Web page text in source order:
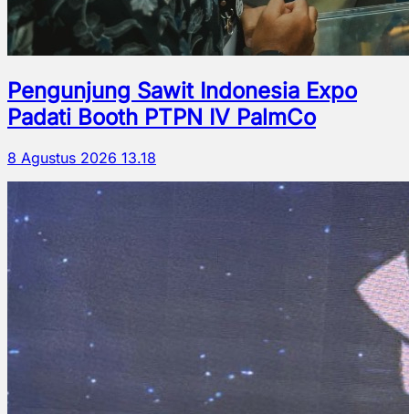
Pengunjung Sawit Indonesia Expo
Padati Booth PTPN IV PalmCo
8 Agustus 2026 13.18